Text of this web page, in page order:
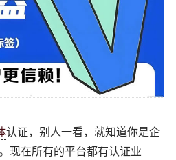
认证，别人一看，就知道你是企
现在所有的平台都有认证业